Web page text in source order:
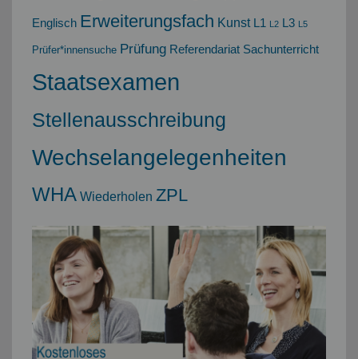
Englisch Erweiterungsfach Kunst L1 L2 L3 L5
Prüfer*innensuche Prüfung Referendariat Sachunterricht
Staatsexamen
Stellenausschreibung
Wechselangelegenheiten
WHA Wiederholen ZPL